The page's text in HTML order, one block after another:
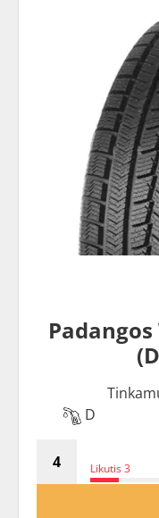
Padangos
D
Likutis 3